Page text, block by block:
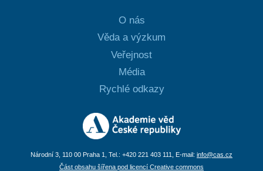
O nás
Věda a výzkum
Veřejnost
Média
Rychlé odkazy
Národní 3, 110 00 Praha 1, Tel.: +420 221 403 111, E-mail: info@cas.cz
Část obsahu šířena pod licencí Creative commons